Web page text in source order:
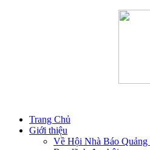
Trang Chủ
Giới thiệu
Về Hội Nhà Báo Quảng